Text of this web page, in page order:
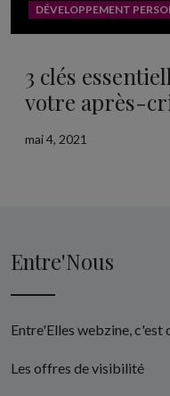
DÉVELOPPEMENT
3 clés
votre après-
mai 4, 2021
Entre'Nous
Entre'Elles webzine, c'est
Les offres de visibilité